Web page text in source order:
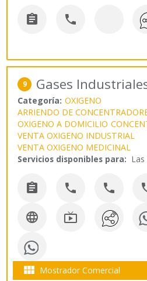
 
9 Gases
Categoría: OXIGENO
ARRIENDO DE
OXIGENO A DOMICILIO
VENTA OXIGENO INDUSTRIAL
VENTA OXIGENO MEDICINAL
Servicios disponibles para: Las
  
 
 Mostrador Comercial